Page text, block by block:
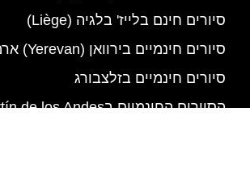
סיורים חינם בלייז' בלגיה (Liège)
סיורים חינמיים בירוואן (Yerevan) ארמניה
סיורים חינמיים בזלצבורג